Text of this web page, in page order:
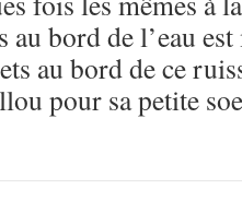
au bord de l’eau
au bord de ce
pour sa petite